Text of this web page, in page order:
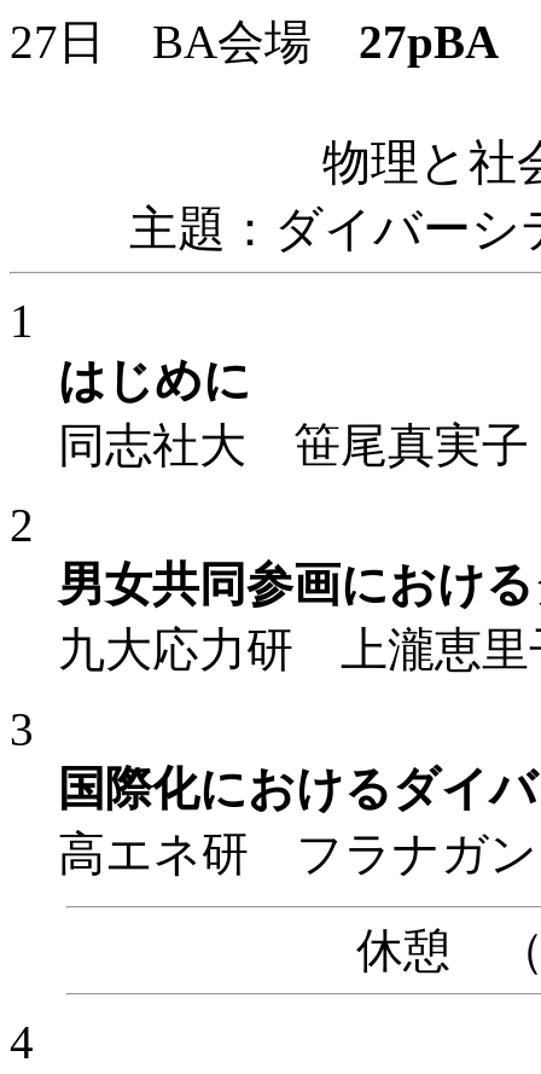
27日 BA会場 27pBA
物理と社
主題：ダイバーシ
1
はじめに
同志社大 笹尾真実子
2
男女共同参画におけ
九大応力研 上瀧恵里
3
国際化におけるダイ
高エネ研 フラナガ
休憩 （
4